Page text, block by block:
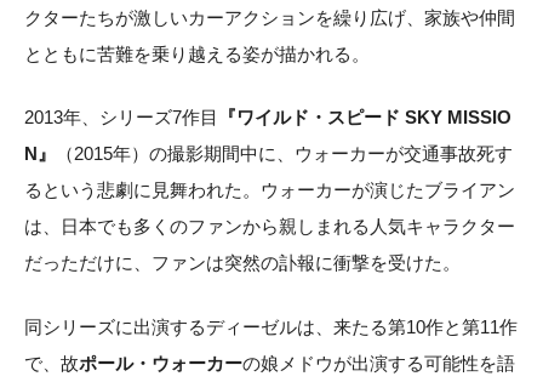
クターたちが激しいカーアクションを繰り広げ、家族や仲間
とともに苦難を乗り越える姿が描かれる。
2013年、シリーズ7作目
『ワイルド・スピード SKY MISSIO
N』
（2015年）の撮影期間中に、ウォーカーが交通事故死す
るという悲劇に見舞われた。ウォーカーが演じたブライアン
は、日本でも多くのファンから親しまれる人気キャラクター
だっただけに、ファンは突然の訃報に衝撃を受けた。
同シリーズに出演するディーゼルは、来たる第10作と第11作
で、故ポール・ウォーカーの娘メドウが出演する可能性を語